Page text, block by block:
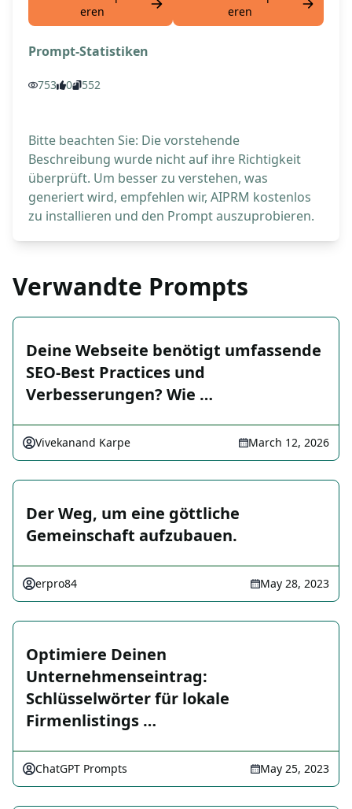
eren
eren
Prompt-Statistiken
753 0 552
Bitte beachten Sie: Die vorstehende
Beschreibung wurde nicht auf ihre Richtigkeit
überprüft. Um besser zu verstehen, was
generiert wird, empfehlen wir, AIPRM kostenlos
zu installieren und den Prompt auszuprobieren.
Verwandte Prompts
Deine Webseite benötigt umfassende
SEO-Best Practices und
Verbesserungen? Wie …
Vivekanand Karpe March 12, 2026
Der Weg, um eine göttliche
Gemeinschaft aufzubauen.
erpro84 May 28, 2023
Optimiere Deinen
Unternehmenseintrag:
Schlüsselwörter für lokale
Firmenlistings …
ChatGPT Prompts May 25, 2023